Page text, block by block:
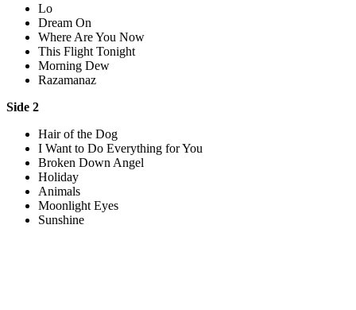
Lo
Dream On
Where Are You Now
This Flight Tonight
Morning Dew
Razamanaz
Side 2
Hair of the Dog
I Want to Do Everything for You
Broken Down Angel
Holiday
Animals
Moonlight Eyes
Sunshine